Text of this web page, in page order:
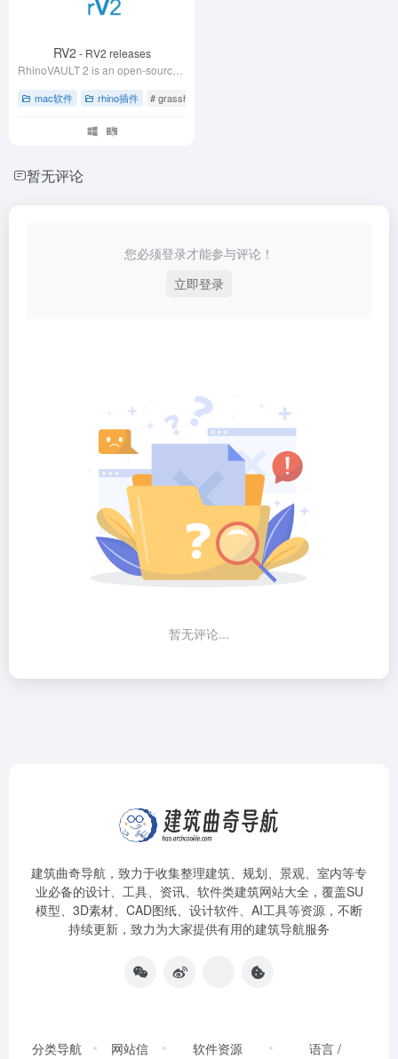
RV2 - RV2 releases
mac软件 rhino插件 # grasshopper草蜢插件
暂无评论
您必须登录才能参与评论！
立即登录
暂无评论...
建筑曲奇导航 ，致力于收集整理建筑、规划、景观、室内等专
业必备的设计、工具、资讯、软件类建筑网站大全，覆盖SU
模型、3D素材、CAD图纸、设计软件、AI工具等资源，不断
持续更新，致力为大家提供有用的建筑导航服务
分类导航
网站信
软件资源
语言 /